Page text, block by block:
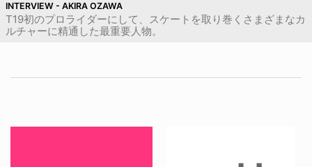
INTERVIEW - AKIRA OZAWA
T19初のプロライダーにして、スケートを取り巻くさまざまなカ
ルチャーに精通した最重要人物。